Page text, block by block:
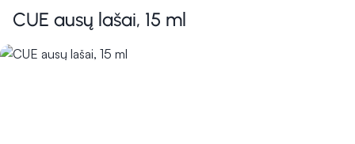
CUE ausų lašai, 15 ml